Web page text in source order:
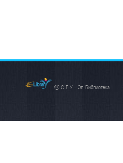
© С.Г.У - Эл-Библиотека